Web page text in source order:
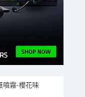
噴霧-櫻花味